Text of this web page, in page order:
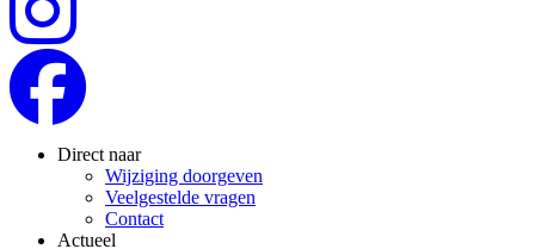
Direct naar
Wijziging doorgeven
Veelgestelde vragen
Contact
Actueel